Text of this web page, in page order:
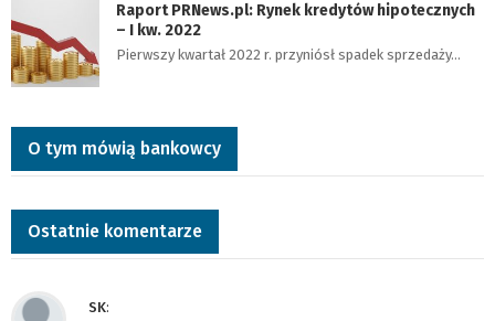
Raport PRNews.pl: Rynek kredytów hipotecznych
– I kw. 2022
Pierwszy kwartał 2022 r. przyniósł spadek sprzedaży…
O tym mówią bankowcy
Ostatnie komentarze
SK: